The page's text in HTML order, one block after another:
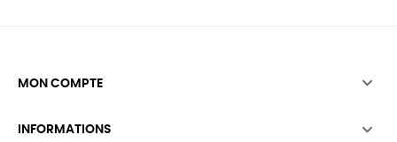
MON COMPTE 
INFORMATIONS 